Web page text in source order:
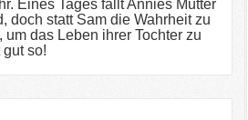
Eines Tages fällt Annies Mutter
doch statt Sam die Wahrheit zu
das Leben ihrer Tochter zu
so!